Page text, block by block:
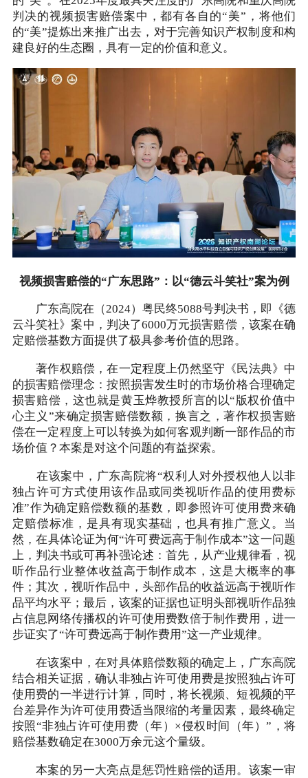
判决的视频损害赔偿案中，都有各自的“美”，将他们
的“美”提炼出来推广出去，对于完善知识产权制度和构
建良好的生态圈，具有一定的价值和意义。
视频损害赔偿的“广东思路”：以“德云斗笑社”案为例
广东高院在（2024）粤民终5088号判决书，即《德
云斗笑社》案中，判决了6000万元损害赔偿，该案在确
定赔偿基数方面提供了极具参考价值的思路。
著作权赔偿，在一定程度上仍然坚守《民法典》中
的损害赔偿理念：按照损害发生时的市场价格合理确定
损害赔偿，这也就是黄玉烨教授所言的以“版权价值中
心主义”来确定损害赔偿数额，换言之，著作权损害赔
偿在一定程度上可以转换为如何客观判断一部作品的市
场价值？本案是对这个问题的有益探索。
在该案中，广东高院将“权利人对外授权他人以非
独占许可方式使用该作品或同类视听作品的使用费标
准”作为确定赔偿数额的基数，即参照许可使用费来确
定赔偿标准，是具有现实基础，也具有推广意义。当
然，在具体论证为何“许可费远高于制作成本”这一问题
上，判决书或可再补强论述：首先，从产业规律看，视
听作品行业整体收益高于制作成本，这是大概率的事
件；其次，视听作品中，头部作品的收益远高于视听作
品平均水平；最后，该案的证据也证明头部视听作品独
占信息网络传播权的许可使用费数倍于制作费用，进一
步证实了“许可费远高于制作费用”这一产业规律。
在该案中，在对具体赔偿数额的确定上，广东高院
结合相关证据，确认非独占许可使用费是按照独占许可
使用费的一半进行计算，同时，将长视频、短视频的平
台差异作为许可使用费适当限缩的考量因素，最终确定
按照“非独占许可使用费（年）×侵权时间（年）”，将
赔偿基数确定在3000万余元这个量级。
本案的另一大亮点是惩罚性赔偿的适用。该案一审